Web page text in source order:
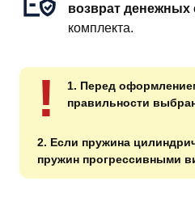
возврат денежных
комплекта.
!
1. Перед
правильности
2. Если пружина
пружин прогрессивными